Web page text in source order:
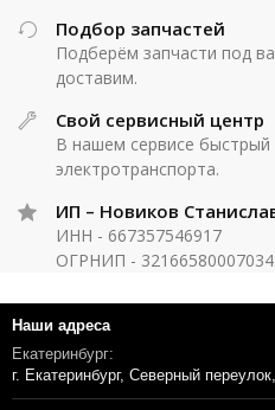
Подбор запчастей
Подберём запчасти под
доставим.
Свой сервисный центр
В нашем сервисе
электротранспорта.
ИП – Новиков
ИНН - 667357546917
ОГРНИП -
Наши адреса
Екатеринбург:
г. Екатеринбург, Северный